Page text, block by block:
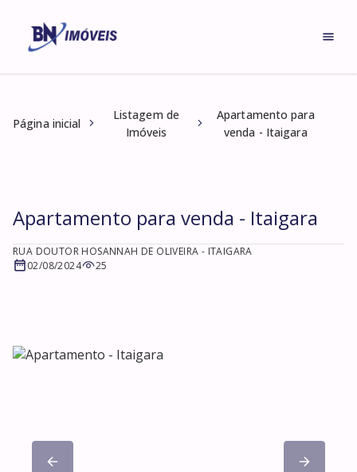
Página inicial
Listagem de
Imóveis
Apartamento para
venda - Itaigara
Apartamento para venda - Itaigara
RUA DOUTOR HOSANNAH DE OLIVEIRA - ITAIGARA
02/08/2024
25